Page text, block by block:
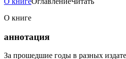
О книге
аннотация
За прошедшие годы в разных